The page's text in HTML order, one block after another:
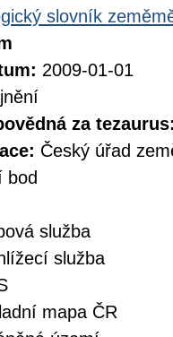
slovník
2009-01-01
za
Český úřad
bod
služba
služba
mapa ČR